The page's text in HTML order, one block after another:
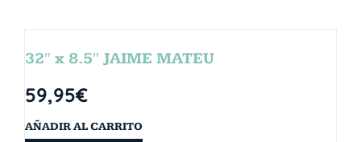
32″ x 8.5″ JAIME MATEU
59,95€
AÑADIR AL CARRITO